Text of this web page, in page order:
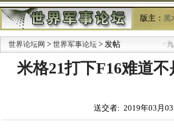
版主： 黑
世界论坛网 > 世界军事论坛 > 发帖 九
米格21打下F16难道
送交者: 2019年03月